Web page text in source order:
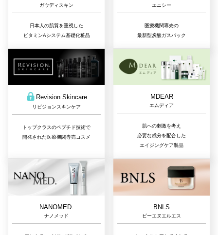
ガウディスキン
日本人の肌質を重視した
ビタミンAシステム基礎化粧品
エニシー
医療機関専売の
最新型炭酸ガスパック
Revision Skincare
リビジョンスキンケア
トップクラスのペプチド技術で
開発された医療機関専売コスメ
MDEAR
エムディア
肌への刺激を考え
必要な成分を配合した
エイジングケア製品
NANOMED.
ナノメッド
BNLS
ビーエヌエルエス